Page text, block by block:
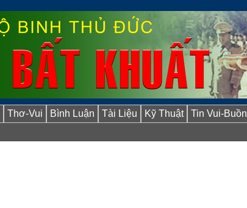
Thơ-Vui Bình Luận Tài Liệu Kỹ Thuật Tin Vui-Buồn